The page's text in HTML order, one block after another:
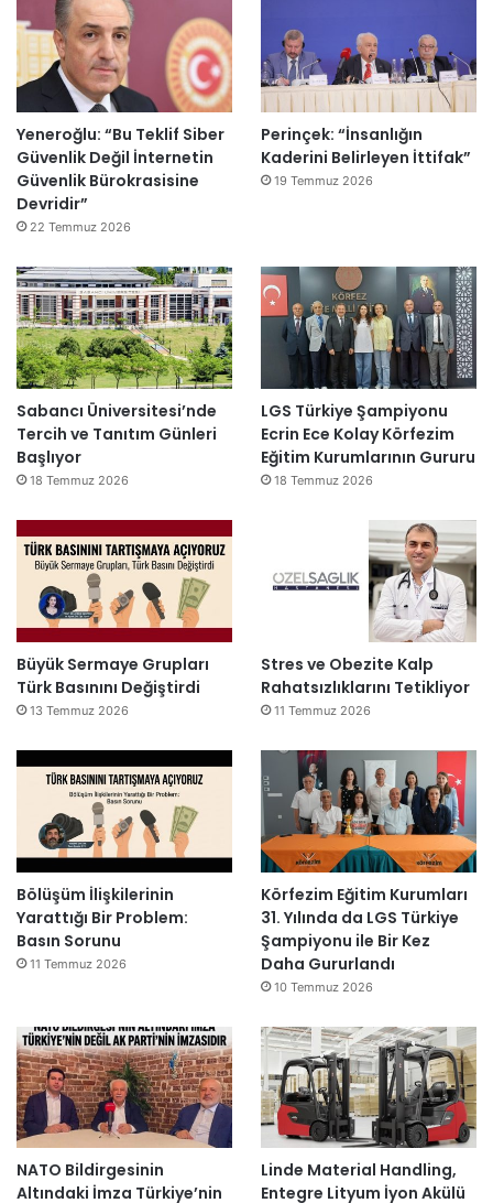
Yeneroğlu: “Bu Teklif Siber
Güvenlik Değil İnternetin
Güvenlik Bürokrasisine
Devridir”
22 Temmuz 2026
Perinçek: “İnsanlığın
Kaderini Belirleyen İttifak”
19 Temmuz 2026
Sabancı Üniversitesi’nde
Tercih ve Tanıtım Günleri
Başlıyor
18 Temmuz 2026
LGS Türkiye Şampiyonu
Ecrin Ece Kolay Körfezim
Eğitim Kurumlarının Gururu
18 Temmuz 2026
Büyük Sermaye Grupları
Türk Basınını Değiştirdi
13 Temmuz 2026
Stres ve Obezite Kalp
Rahatsızlıklarını Tetikliyor
11 Temmuz 2026
Bölüşüm İlişkilerinin
Yarattığı Bir Problem:
Basın Sorunu
11 Temmuz 2026
Körfezim Eğitim Kurumları
31. Yılında da LGS Türkiye
Şampiyonu ile Bir Kez
Daha Gururlandı
10 Temmuz 2026
NATO Bildirgesinin
Altındaki İmza Türkiye’nin
Linde Material Handling,
Entegre Lityum İyon Akülü